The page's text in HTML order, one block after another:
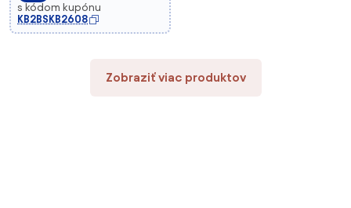
s kódom kupónu
KB2BSKB2608
Zobraziť viac produktov